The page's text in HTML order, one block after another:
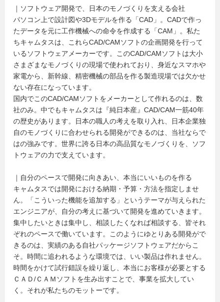
｜ソフトウェア開発で、日本のモノづくりを支える会社
パソコン上で設計図や3Dモデルを作る「CAD」。CADで作っ
たデータを元に工作機械への命令を作成する「CAM」。私た
ちキャムタスは、これらCAD/CAMソフトの企画開発を行って
いるソフトウェアメーカーです。このCAD/CAMソフトは大小
さまざまなモノづくりの現場で使われており、身近なスマホや
家電から、新幹線、精密機械の部品を作る製造現場では欠かせ
ない存在になっています。
国内でこのCAD/CAMソフトをメーカーとして作れるのは、数
社のみ。中でもキャムタスは『純日本産』CAD/CAM一筋40年
の歴史があります。日本の職人の考えを取り入れ、日本企業独
自のモノづくりに合わせられる開発ができるのは、当社ならで
はの強みです。世界に誇る日本の高品質なモノづくりを、ソフ
トウェアの力で支えています。
｜自分のペースで開発に向きあい、本当にいいものを作る
キャムタスでは開発における納期・予算・方法を指定しませ
ん。「こういった機能を追加する」というテーマが与えられた
エンジニアが、自分の考えに基づいて開発を進めていきます。
集中したいときは集中し、相談したくなれば相談する、皆それ
ぞれのペースで働いています。このようにゆとりある開発がで
きるのは、実績のある自社パッケージソフトウェアだからこ
そ。時間に追われるような環境では、いい製品は作れません。
時間をかけて試行錯誤を繰り返し、本当にお客様が必要とする
ＣＡＤ/ＣＡＭソフトを生み出すことで、事業を拡大してい
く。それが私たちのモットーです。